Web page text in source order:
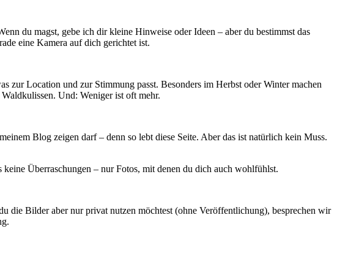
du magst, gebe ich dir kleine Hinweise oder Ideen – aber du bestimmst das
eine Kamera auf dich gerichtet ist.
Location und zur Stimmung passt. Besonders im Herbst oder Winter machen
Und: Weniger ist oft mehr.
Blog zeigen darf – denn so lebt diese Seite. Aber das ist natürlich kein Muss.
Überraschungen – nur Fotos, mit denen du dich auch wohlfühlst.
die Bilder aber nur privat nutzen möchtest (ohne Veröffentlichung), besprechen wir